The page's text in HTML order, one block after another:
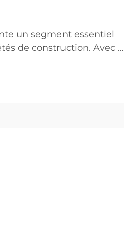
un segment essentiel
de construction. Avec la